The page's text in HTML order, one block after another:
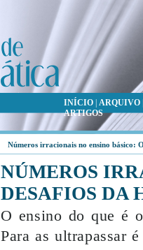
INÍCIO ARQUIVO
ARTIGOS
Números irracionais no ensino básico:
NÚMEROS
DESAFIOS DA
O ensino do que é
Para as ultrapassar